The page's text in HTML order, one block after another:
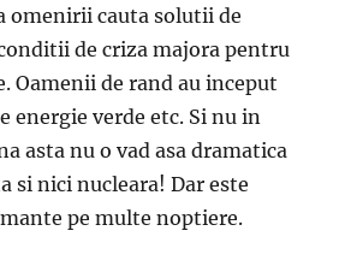
omenirii cauta solutii de
de criza majora pentru
Oamenii de rand au inceput
energie verde etc. Si nu in
asta nu o vad asa dramatica
si nici nucleara! Dar este
pe multe noptiere.